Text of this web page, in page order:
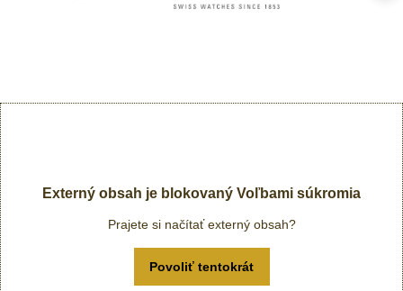
Externý obsah je blokovaný Voľbami súkromia
Prajete si načítať externý obsah?
Povoliť tentokrát